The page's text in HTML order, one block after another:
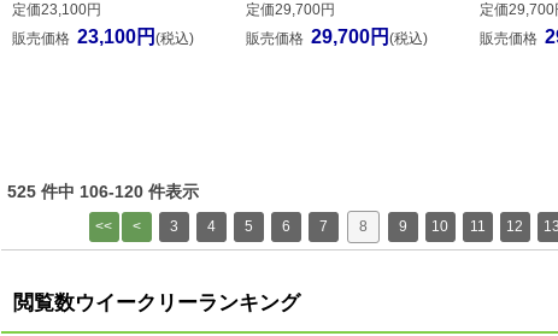
定価23,100円
販売価格 23,100円 (税込)
定価29,700円
販売価格 29,700円 (税込)
定価29,700
販売価格
525 件中 106-120 件表示
3 4 5 6 7 8 9 10 11 12 13
閲覧数ウイークリーランキング